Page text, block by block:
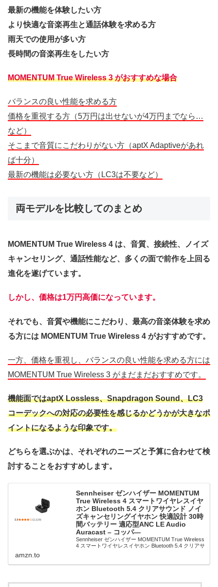
最新の機能を体験したい方
より快適な音楽再生と通話体験を求める方
雨天での使用が多い方
長時間の音楽再生をしたい方
MOMENTUM True Wireless 3 がおすすめな場合
バランスの良い性能を求める方
価格を重視する方（5万円は出せないが4万円までなら…
など）
そこまで音質にこだわりがない方（aptX Adaptiveがあれ
ば十分）
最新の機能は必要ない方（LC3は不要など）
両モデルを比較してのまとめ
MOMENTUM True Wireless 4 は、音質、接続性、ノイズ
キャンセリング、通話性能など、多くの面で前作を上回る
進化を遂げています。
しかし、価格は1万円高価になっています。
それでも、音質や機能にこだわり、最高の音楽体験を求め
る方には MOMENTUM True Wireless 4 がおすすめです。
一方、価格を重視し、バランスの良い性能を求める方には
MOMENTUM True Wireless 3 がまだまだおすすめです。
機能面ではaptX Lossless、Snapdragon Sound、LC3
コーデックへの対応の必要性を感じるかどうかが大きなポ
イントになるような印象です。
どちらを選ぶかは、それぞれのニーズと予算に合わせて検
討することをおすすめします。
Sennheiser ゼンハイザー MOMENTUM
True Wireless 4 スマートワイヤレスイヤ
ホン Bluetooth 5.4 クリアサウンド ノイ
ズキャンセリングイヤホン 快適設計 30時
間バッテリー 適応型ANC LE Audio
Auracast – コッパ―
Sennheiser ゼンハイザー MOMENTUM True Wireless
4 スマートワイヤレスイヤホン Bluetooth 5.4 クリアサ
amzn.to